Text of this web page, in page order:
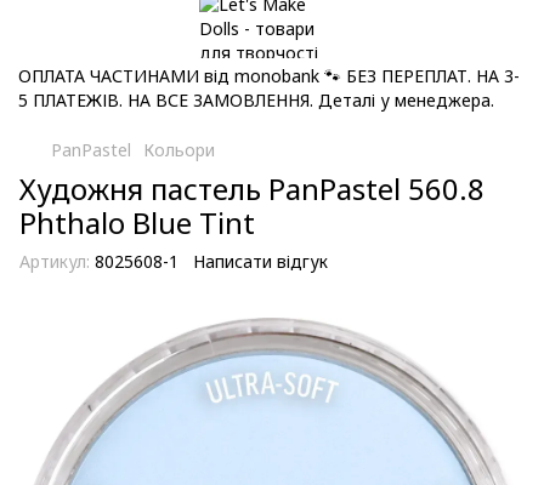
ОПЛАТА ЧАСТИНАМИ від monobank 🐾 БЕЗ ПЕРЕПЛАТ. НА 3-
5 ПЛАТЕЖІВ. НА ВСЕ ЗАМОВЛЕННЯ. Деталі у менеджера.
PanPastel Кольори
Художня пастель PanPastel 560.8
Phthalo Blue Tint
Артикул: 8025608-1 Написати відгук